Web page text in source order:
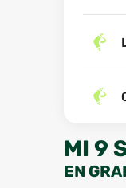
MI 9
EN